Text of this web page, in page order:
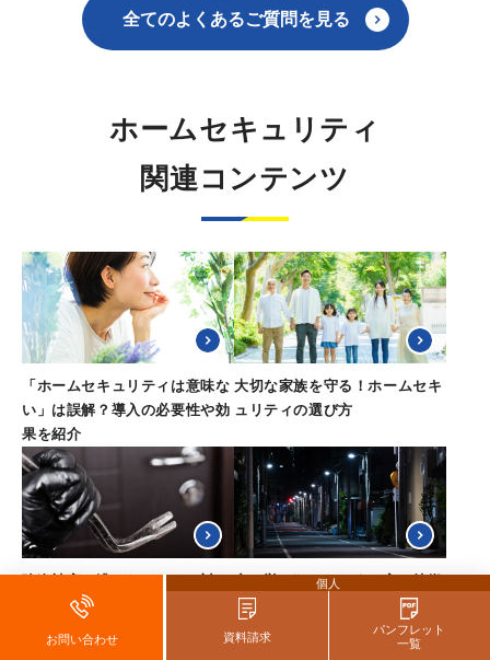
全てのよくあるご質問を見る
ホームセキュリティ
関連コンテンツ
「ホームセキュリティは意味な
い」は誤解？導入の必要性や効
果を紹介
大切な家族を守る！ホームセキ
ュリティの選び方
策！広域強盗事件に見る手口と
空き巣に狙われやすい家の特徴
と防犯対策のポイントを解説
お問い合わせ
個人
資料請求
パンフレット
一覧